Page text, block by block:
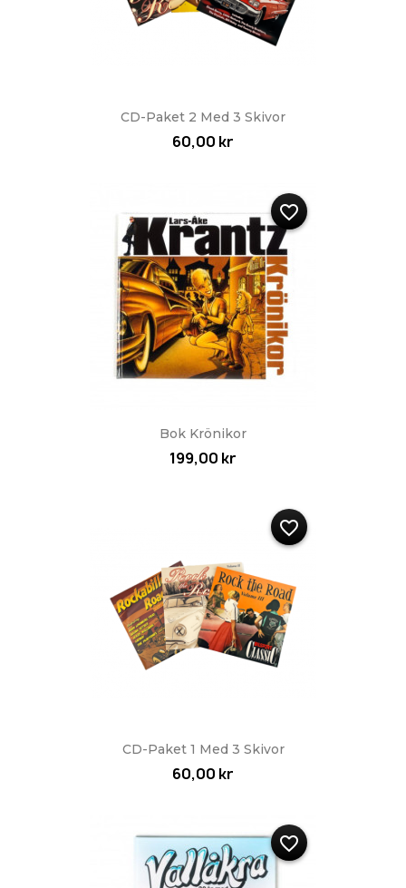
CD-Paket 2 Med 3 Skivor
60,00 kr
Bok Krönikor
199,00 kr
favorite_border
CD-Paket 1 Med 3 Skivor
60,00 kr
favorite_border
favorite_border